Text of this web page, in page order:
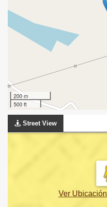
200 m
500 ft
Street View
Ver Ubicación